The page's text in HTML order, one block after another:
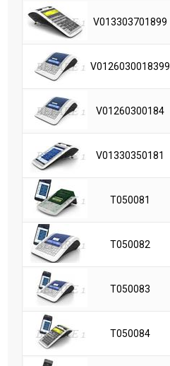
V013303701899
V0126030018399
V01260300184
V01330350181
T050081
T050082
T050083
T050084